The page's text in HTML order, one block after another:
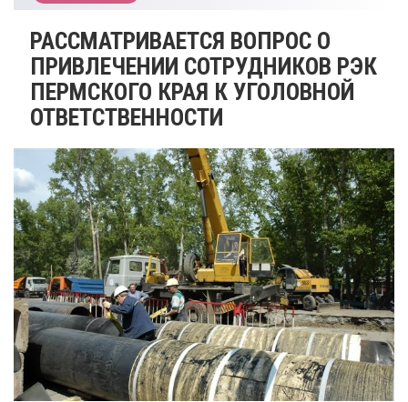
РАССМАТРИВАЕТСЯ ВОПРОС О
ПРИВЛЕЧЕНИИ СОТРУДНИКОВ РЭК
ПЕРМСКОГО КРАЯ К УГОЛОВНОЙ
ОТВЕТСТВЕННОСТИ